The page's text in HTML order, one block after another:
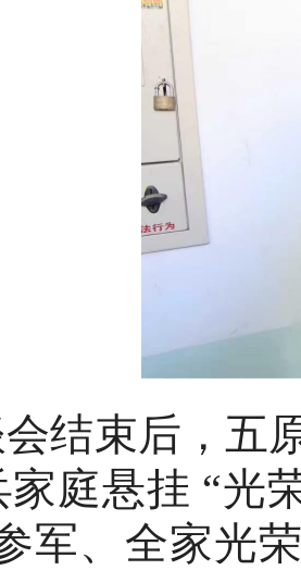
结束后，五
家庭悬挂 “光
军、全家光